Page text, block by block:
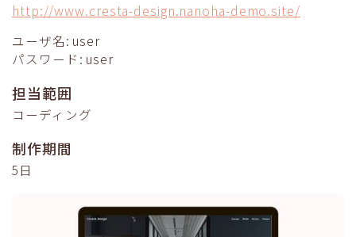
http://www.cresta-design.nanoha-demo.site/
ユーザ名: user
パスワード: user
担当範囲
コーディング
制作期間
5日